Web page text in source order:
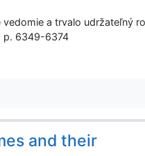
vedomie a trvalo udržateľný
p. 6349-6374
and their